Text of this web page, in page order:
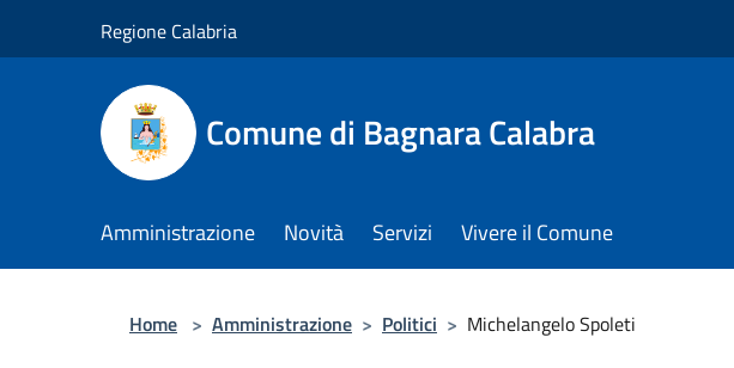
Regione Calabria
Comune di Bagnara Calabra
Amministrazione Novità Servizi Vivere il Comune
Home > Amministrazione > Politici > Michelangelo Spoleti